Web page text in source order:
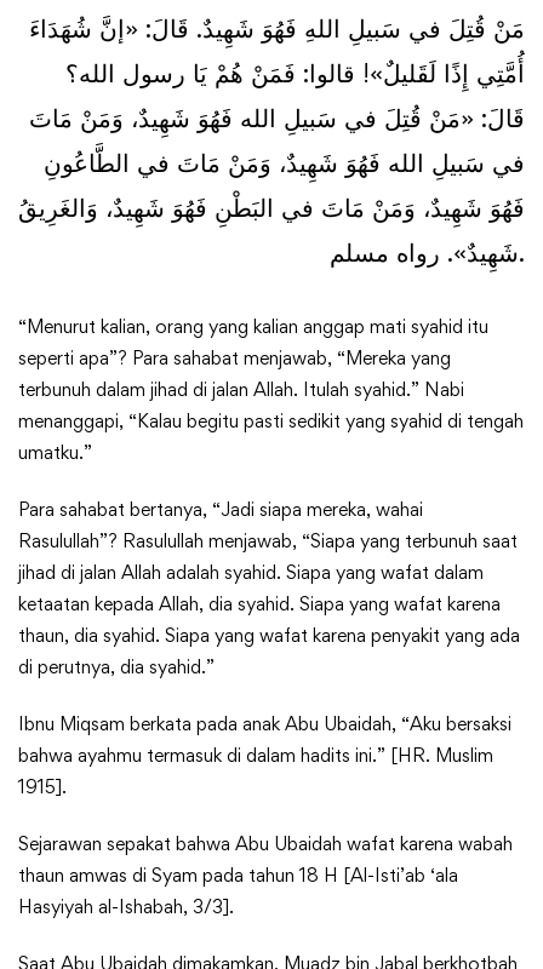
مَنْ قُتِلَ في سَبيلِ اللهِ فَهُوَ شَهِيدٌ. قَالَ: «إنَّ شُهَدَاءَ
أُمَّتِي إِذًا لَقَليلٌ»! قالوا: فَمَنْ هُمْ يَا رسول الله؟
قَالَ: «مَنْ قُتِلَ في سَبيلِ الله فَهُوَ شَهِيدٌ، وَمَنْ مَاتَ
في سَبيلِ الله فَهُوَ شَهِيدٌ، وَمَنْ مَاتَ في الطَّاعُونِ
فَهُوَ شَهِيدٌ، وَمَنْ مَاتَ في البَطْنِ فَهُوَ شَهِيدٌ، وَالغَرِيقُ
شَهِيدٌ». رواه مسلم.
“Menurut kalian, orang yang kalian anggap mati syahid itu
seperti apa”? Para sahabat menjawab, “Mereka yang
terbunuh dalam jihad di jalan Allah. Itulah syahid.” Nabi
menanggapi, “Kalau begitu pasti sedikit yang syahid di tengah
umatku.”
Para sahabat bertanya, “Jadi siapa mereka, wahai
Rasulullah”? Rasulullah menjawab, “Siapa yang terbunuh saat
jihad di jalan Allah adalah syahid. Siapa yang wafat dalam
ketaatan kepada Allah, dia syahid. Siapa yang wafat karena
thaun, dia syahid. Siapa yang wafat karena penyakit yang ada
di perutnya, dia syahid.”
Ibnu Miqsam berkata pada anak Abu Ubaidah, “Aku bersaksi
bahwa ayahmu termasuk di dalam hadits ini.” [HR. Muslim
1915].
Sejarawan sepakat bahwa Abu Ubaidah wafat karena wabah
thaun amwas di Syam pada tahun 18 H [Al-Isti’ab ‘ala
Hasyiyah al-Ishabah, 3/3].
Saat Abu Ubaidah dimakamkan, Muadz bin Jabal berkhotbah